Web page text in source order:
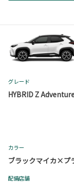
グレード
HYBRID Z
カラー
ブラックマイカ×プ
配備店舗